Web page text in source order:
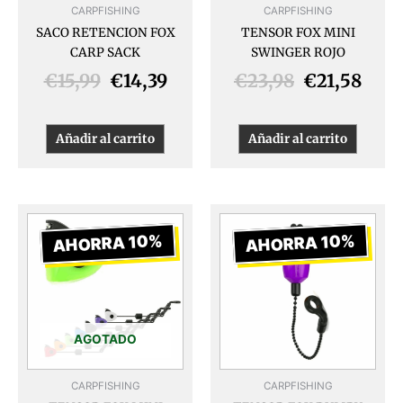
CARPFISHING
SACO RETENCION FOX
CARP SACK
€15,99 €14,39
Añadir al carrito
CARPFISHING
TENSOR FOX MINI
SWINGER ROJO
€23,98 €21,58
Añadir al carrito
AHORRA 10%
AGOTADO
CARPFISHING
El
precio
original
€23,98.
El
precio
actual
€21,58.
AHORRA 10%
CARPFISHING
El
precio
original
era:
€19,99.
El